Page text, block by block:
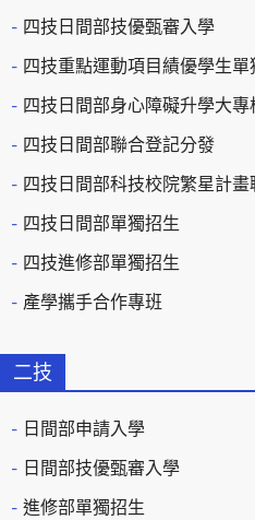
四技日間部技優甄審入學
四技重點運動項目績優學生單
四技日間部身心障礙升學大
四技日間部聯合登記分發
四技日間部科技校院繁星計
四技日間部單獨招生
四技進修部單獨招生
產學攜手合作專班
二技
日間部申請入學
日間部技優甄審入學
進修部單獨招生